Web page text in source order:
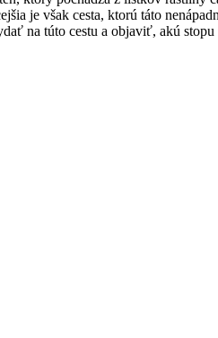
je však cesta, ktorú táto
na túto cestu a objaviť, akú